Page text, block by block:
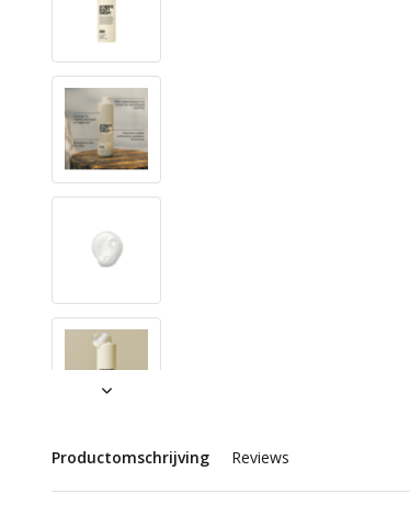
Productomschrijving Reviews